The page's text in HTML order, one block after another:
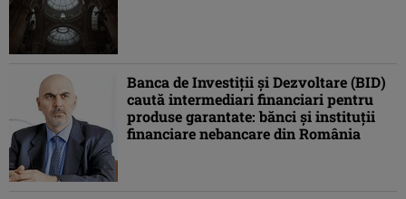
Banca de Investiții și Dezvoltare (BID)
caută intermediari financiari pentru
produse garantate: bănci și instituții
financiare nebancare din România